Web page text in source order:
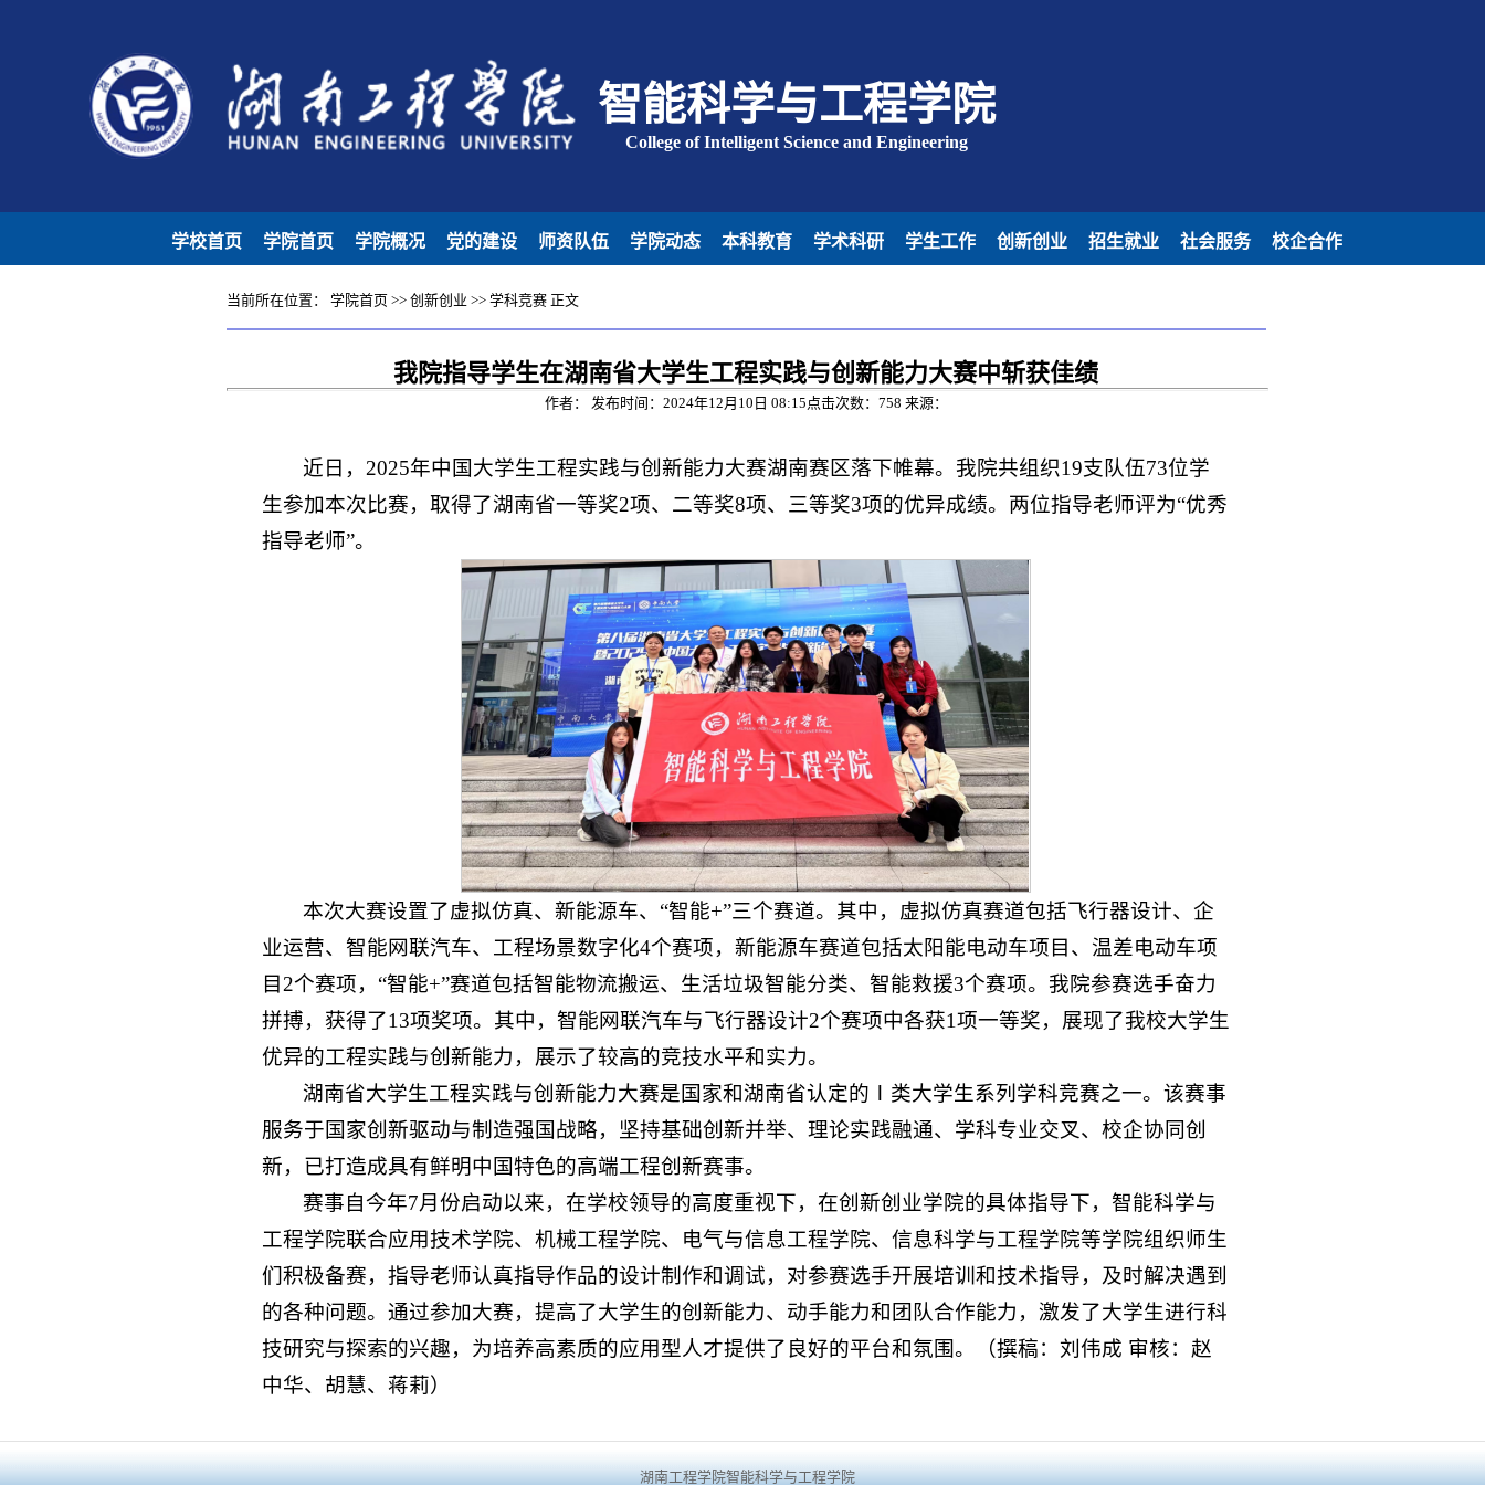
智能科学与工程学院
College of Intelligent Science and Engineering
学校首页 学院首页 学院概况 党的建设 师资队伍 学院动态 本科教育 学术科研 学生工作 创新创业 招生就业 社会服务 校企合作
当前所在位置： 学院首页>> 创新创业 >> 学科竞赛正文
我院指导学生在湖南省大学生工程实践与创新能力大赛中斩获佳绩
作者： 发布时间：2024年12月10日 08:15点击次数： 758 来源：
近日，2025年中国大学生工程实践与创新能力大赛湖南赛区落下帷幕。我院共组织19支队伍73位学
生参加本次比赛，取得了湖南省一等奖2项、二等奖8项、三等奖3项的优异成绩。两位指导老师评为“优秀
指导老师”。
本次大赛设置了虚拟仿真、新能源车、“智能+”三个赛道。其中，虚拟仿真赛道包括飞行器设计、企
业运营、智能网联汽车、工程场景数字化4个赛项，新能源车赛道包括太阳能电动车项目、温差电动车项
目2个赛项，“智能+”赛道包括智能物流搬运、生活垃圾智能分类、智能救援3个赛项。我院参赛选手奋力
拼搏，获得了13项奖项。其中，智能网联汽车与飞行器设计2个赛项中各获1项一等奖，展现了我校大学生
优异的工程实践与创新能力，展示了较高的竞技水平和实力。
湖南省大学生工程实践与创新能力大赛是国家和湖南省认定的Ⅰ类大学生系列学科竞赛之一。该赛事
服务于国家创新驱动与制造强国战略，坚持基础创新并举、理论实践融通、学科专业交叉、校企协同创
新，已打造成具有鲜明中国特色的高端工程创新赛事。
赛事自今年7月份启动以来，在学校领导的高度重视下，在创新创业学院的具体指导下，智能科学与
工程学院联合应用技术学院、机械工程学院、电气与信息工程学院、信息科学与工程学院等学院组织师生
们积极备赛，指导老师认真指导作品的设计制作和调试，对参赛选手开展培训和技术指导，及时解决遇到
的各种问题。通过参加大赛，提高了大学生的创新能力、动手能力和团队合作能力，激发了大学生进行科
技研究与探索的兴趣，为培养高素质的应用型人才提供了良好的平台和氛围。（撰稿：刘伟成 审核：赵
中华、胡慧、蒋莉）
湖南工程学院智能科学与工程学院